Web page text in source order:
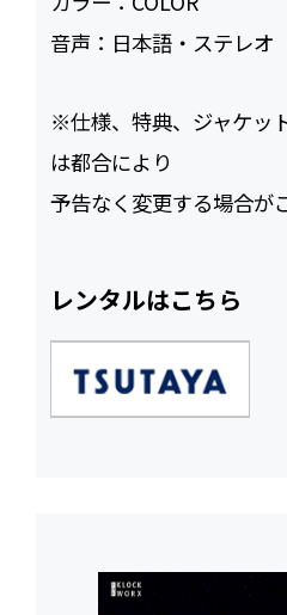
音声： 日本語・ステレオ
※仕様、特典、ジャケッ
は都合により
予告なく変更する場合が
レンタルはこちら